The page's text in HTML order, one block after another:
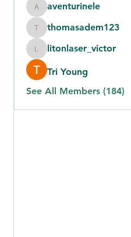
aventurinele
aventurinele
thomasadem123
thomasadem123
litonlaser_victor
litonlaser_victor
Tri Young
See All Members (184)